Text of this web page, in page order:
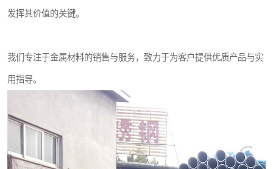
发挥其价值的关键。
我们专注于金属材料的销售与服务，致力于为客户提供优质产品与实
用指导。